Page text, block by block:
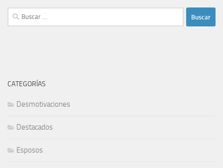
Buscar:
CATEGORÍAS
Desmotivaciones
Destacados
Esposos